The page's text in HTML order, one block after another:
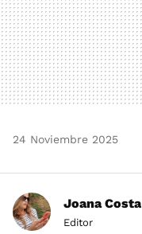
24 Noviembre 2025
Joana Costa
Editor